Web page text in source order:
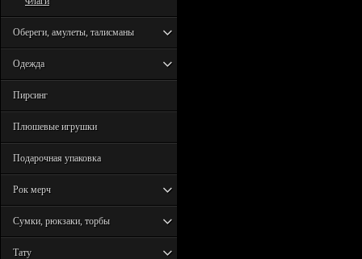
Обереги, амулеты, талисманы
Одежда
Пирсинг
Плюшевые игрушки
Подарочная упаковка
Рок мерч
Сумки, рюкзаки, торбы
Тату